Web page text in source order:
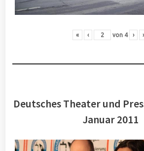
« ‹ von 4 ›
Deutsches Theater und
Januar 2011